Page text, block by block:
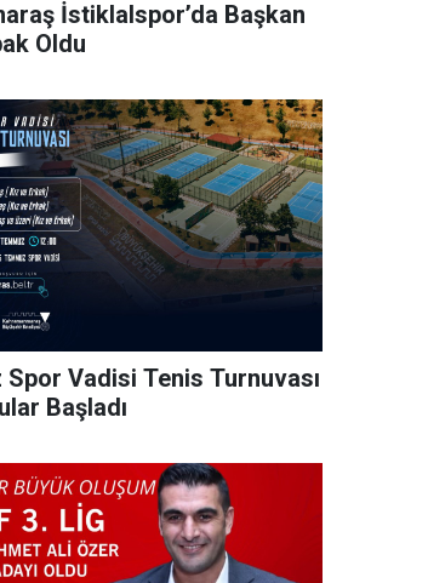
İstiklalspor’da Başkan
Oldu
Spor Vadisi Tenis Turnuvası
Başladı